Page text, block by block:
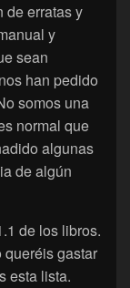
de erratas y
y
sean
han pedido
somos una
normal que
algunas
de algún
de los libros.
queréis gastar
esta lista.